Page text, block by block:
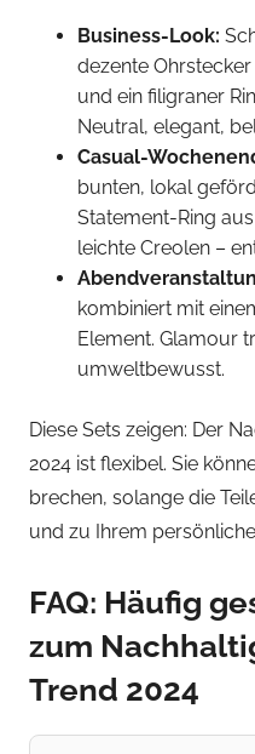
Business-Look:
dezente
und ein filigraner
Neutral, elegant,
Casual-
bunten, lokal
Statement-Ring
leichte Creolen –
kombiniert mit
Element. Glamour
umweltbewusst.
Diese Sets zeigen: Der
2024 ist flexibel. Sie
brechen, solange die
und zu Ihrem
FAQ: Häufig
zum
Trend 2024